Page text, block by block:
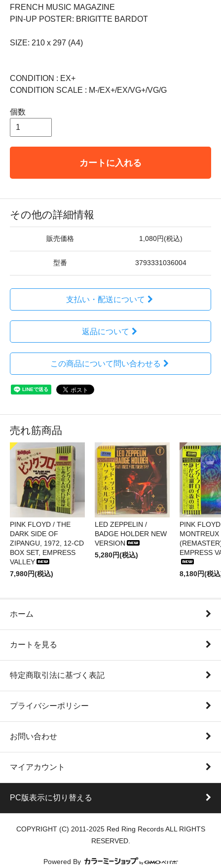
FRENCH MUSIC MAGAZINE
PIN-UP POSTER: BRIGITTE BARDOT
SIZE: 210 x 297 (A4)
CONDITION : EX+
CONDITION SCALE : M-/EX+/EX/VG+/VG/G
個数
カートに入れる
その他の詳細情報
販売価格 1,080円(税込)
型番 3793331036004
支払い・配送について
返品について
この商品について問い合わせる
売れ筋商品
PINK FLOYD / THE
DARK SIDE OF
ZIPANGU, 1972, 12-CD
BOX SET, EMPRESS
VALLEY
7,980円(税込)
LED ZEPPELIN /
BADGE HOLDER NEW
VERSION
5,280円(税込)
PINK
EMPRESS
8,180円(税
ホーム
カートを見る
特定商取引法に基づく表記
プライバシーポリシー
お問い合わせ
マイアカウント
PC版表示に切り替える
COPYRIGHT (C) 2011-2025 Red Ring Records ALL RIGHTS
RESERVED.
Powered By